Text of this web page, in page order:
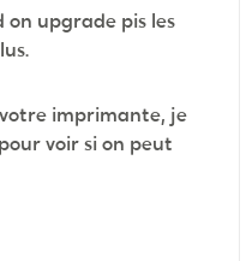
on upgrade pis les
imprimante, je
voir si on peut